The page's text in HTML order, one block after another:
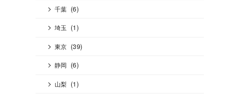
千葉 (6)
埼玉 (1)
東京 (39)
静岡 (6)
山梨 (1)